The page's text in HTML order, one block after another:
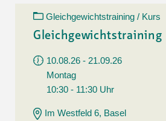
Gleichgewichtstraining / Kurs
Gleichgewichtstraining
10.08.26 - 21.09.26
Montag
10:30 - 11:30 Uhr
Im Westfeld 6, Basel